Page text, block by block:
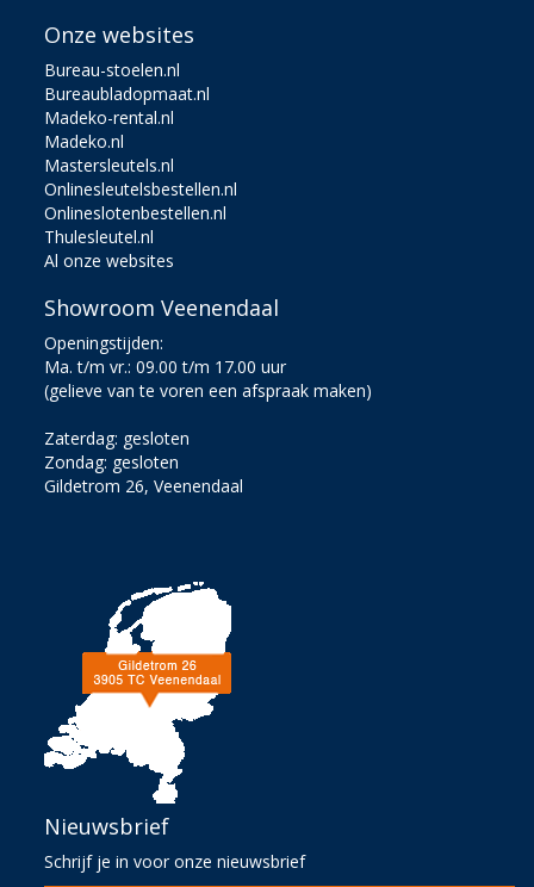
Onze websites
Bureau-stoelen.nl
Bureaubladopmaat.nl
Madeko-rental.nl
Madeko.nl
Mastersleutels.nl
Onlinesleutelsbestellen.nl
Onlineslotenbestellen.nl
Thulesleutel.nl
Al onze websites
Showroom Veenendaal
Openingstijden:
Ma. t/m vr.: 09.00 t/m 17.00 uur
(gelieve van te voren een afspraak maken)
Zaterdag: gesloten
Zondag: gesloten
Gildetrom 26, Veenendaal
Nieuwsbrief
Schrijf je in voor onze nieuwsbrief